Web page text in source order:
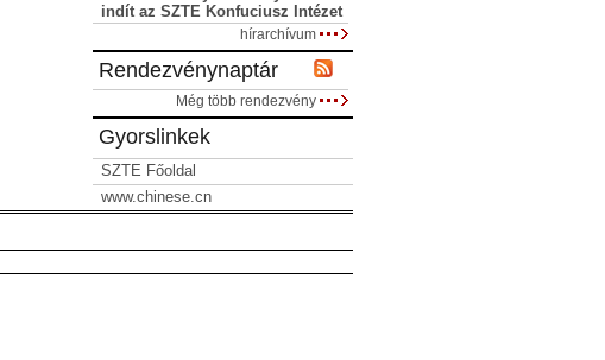
indít az SZTE Konfuciusz Intézet
hírarchívum
Rendezvénynaptár
Még több rendezvény
Gyorslinkek
SZTE Főoldal
www.chinese.cn